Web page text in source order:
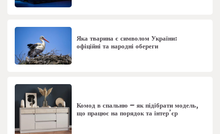
Яка тварина є символом України:
офіційні та народні обереги
Комод в спальню – як підібрати модель,
що працює на порядок та інтер’єр